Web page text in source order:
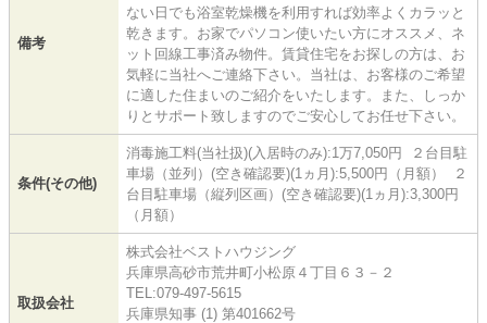
備考
ない日でも浴室乾燥機を利用すれば効率よくカラッと
乾きます。お家でパソコン使いたい方にオススメ、ネ
ット回線工事済み物件。賃貸住宅をお探しの方は、お
気軽に当社へご連絡下さい。当社は、お客様のご希望
に適した住まいのご紹介をいたします。また、しっか
りとサポート致しますのでご安心してお任せ下さい。
条件(その他)
消毒施工料(当社扱)(入居時のみ):1万7,050円 ２台目駐
車場（並列）(空き確認要)(1ヵ月):5,500円（月額） ２
台目駐車場（縦列区画）(空き確認要)(1ヵ月):3,300円
（月額）
取扱会社
株式会社ベストハウジング
兵庫県高砂市荒井町小松原４丁目６３－２
TEL:079-497-5615
兵庫県知事 (1) 第401662号